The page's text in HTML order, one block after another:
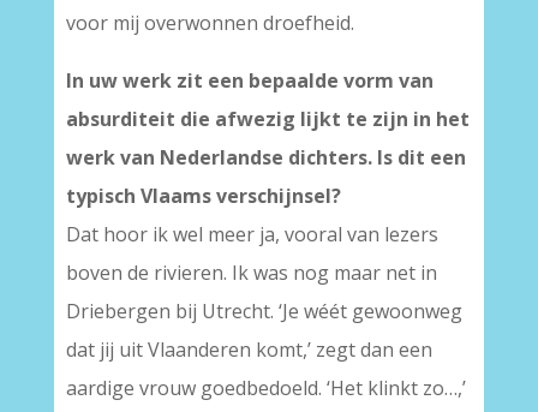
voor mij overwonnen droefheid.
In uw werk zit een bepaalde vorm van
absurditeit die afwezig lijkt te zijn in het
werk van Nederlandse dichters. Is dit een
typisch Vlaams verschijnsel?
Dat hoor ik wel meer ja, vooral van lezers
boven de rivieren. Ik was nog maar net in
Driebergen bij Utrecht. ‘Je wéét gewoonweg
dat jij uit Vlaanderen komt,’ zegt dan een
aardige vrouw goedbedoeld. ‘Het klinkt zo…,’